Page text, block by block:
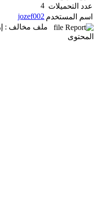
عدد التحميلات 4
اسم المستخدم jozef002
ملف مخالف :
المحتوى